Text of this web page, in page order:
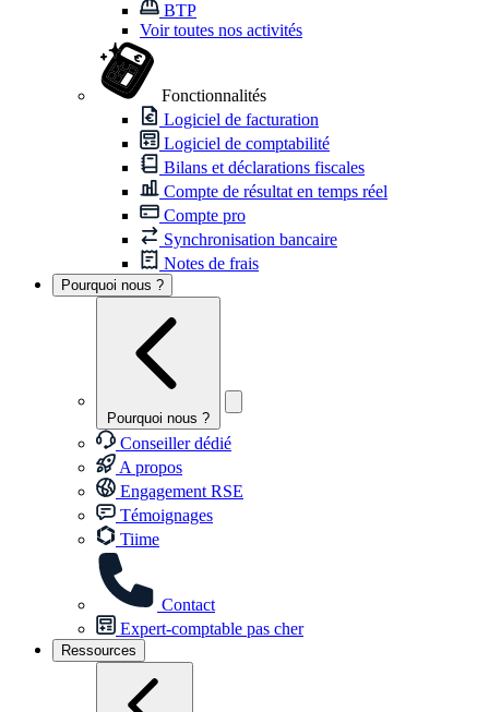
BTP
Voir toutes nos activités
Fonctionnalités
Logiciel de facturation
Logiciel de comptabilité
Bilans et déclarations fiscales
Compte de résultat en temps réel
Compte pro
Synchronisation bancaire
Notes de frais
Pourquoi nous ?
Pourquoi nous ?
Conseiller dédié
A propos
Engagement RSE
Témoignages
Tiime
Contact
Expert-comptable pas cher
Ressources